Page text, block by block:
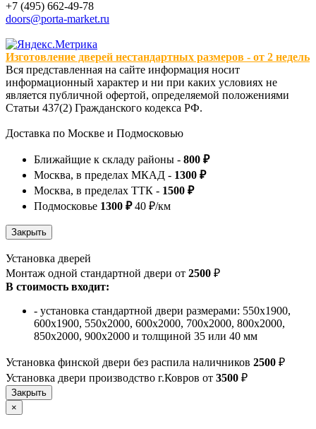
+7 (495) 662-49-78
doors@porta-market.ru
Изготовление дверей нестандартных размеров - от 2 недель
Вся представленная на сайте информация носит
информационный характер и ни при каких условиях не
является публичной офертой, определяемой положениями
Статьи 437(2) Гражданского кодекса РФ.
Доставка по Москве и Подмосковью
Ближайщие к складу районы - 800 ₽
Москва, в пределах МКАД - 1300 ₽
Москва, в пределах ТТК - 1500 ₽
Подмосковье 1300 ₽40 ₽/км
Установка дверей
Монтаж одной стандартной двери от 2500 ₽
В стоимость входит:
- установка стандартной двери размерами: 550х1900,
600х1900, 550х2000, 600х2000, 700х2000, 800х2000,
850х2000, 900х2000 и толщиной 35 или 40 мм
Установка финской двери без распила наличников 2500 ₽
Установка двери производство г.Ковров от 3500 ₽
×